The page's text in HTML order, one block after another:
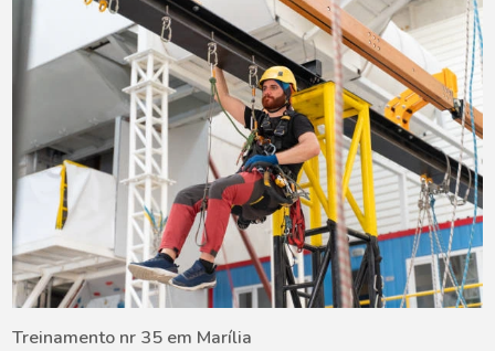
Treinamento nr 35 em Marília